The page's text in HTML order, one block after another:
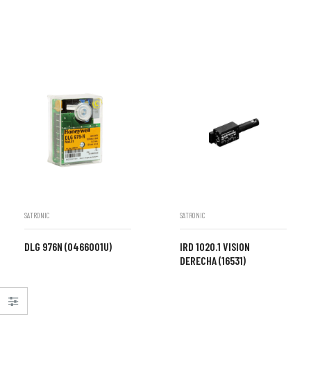
SATRONIC
DLG 976N (0466001U)
SATRONIC
IRD 1020.1 VISION
DERECHA (16531)